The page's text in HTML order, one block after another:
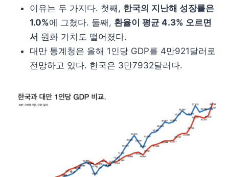
이유는 두 가지다. 첫째, 한국의 지난해 성장률은
1.0%에 그쳤다. 둘째, 환율이 평균 4.3% 오르면
서 원화 가치도 떨어졌다.
대만 통계청은 올해 1인당 GDP를 4만921달러로
전망하고 있다. 한국은 3만7932달러다.